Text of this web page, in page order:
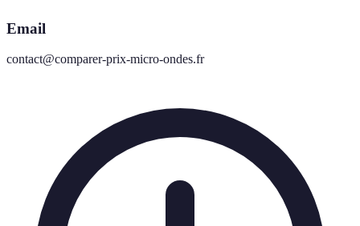
Email
contact@comparer-prix-micro-ondes.fr